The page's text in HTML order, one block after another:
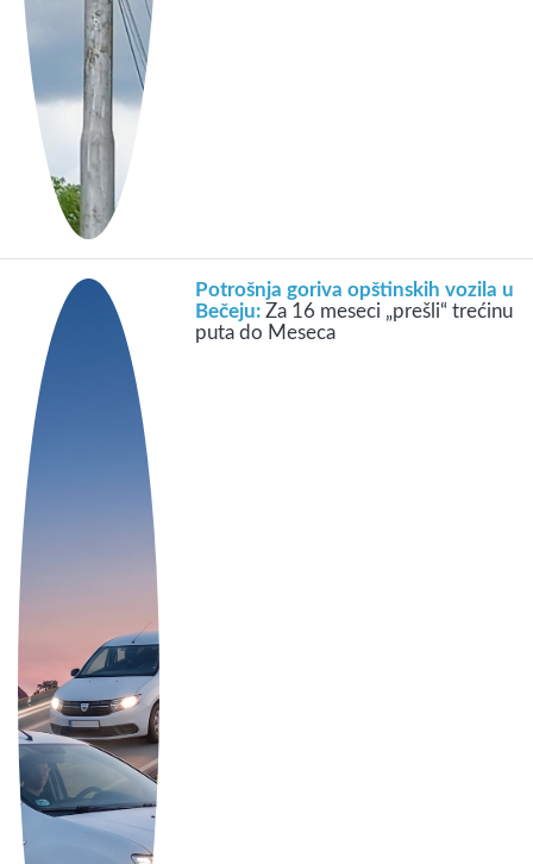
Potrošnja goriva opštinskih vozila u
Bečeju:Za 16 meseci „prešli“ trećinu
puta do Meseca